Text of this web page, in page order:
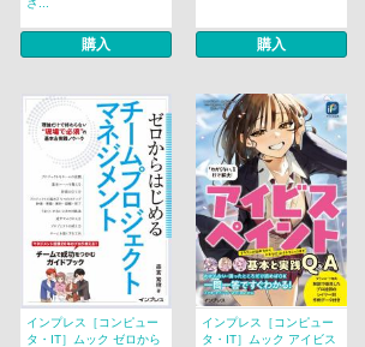
購入 購入
インプレス［コンピュー
タ・IT］ムック ゼロから
インプレス［コンピュー
タ・IT］ムック アイビス